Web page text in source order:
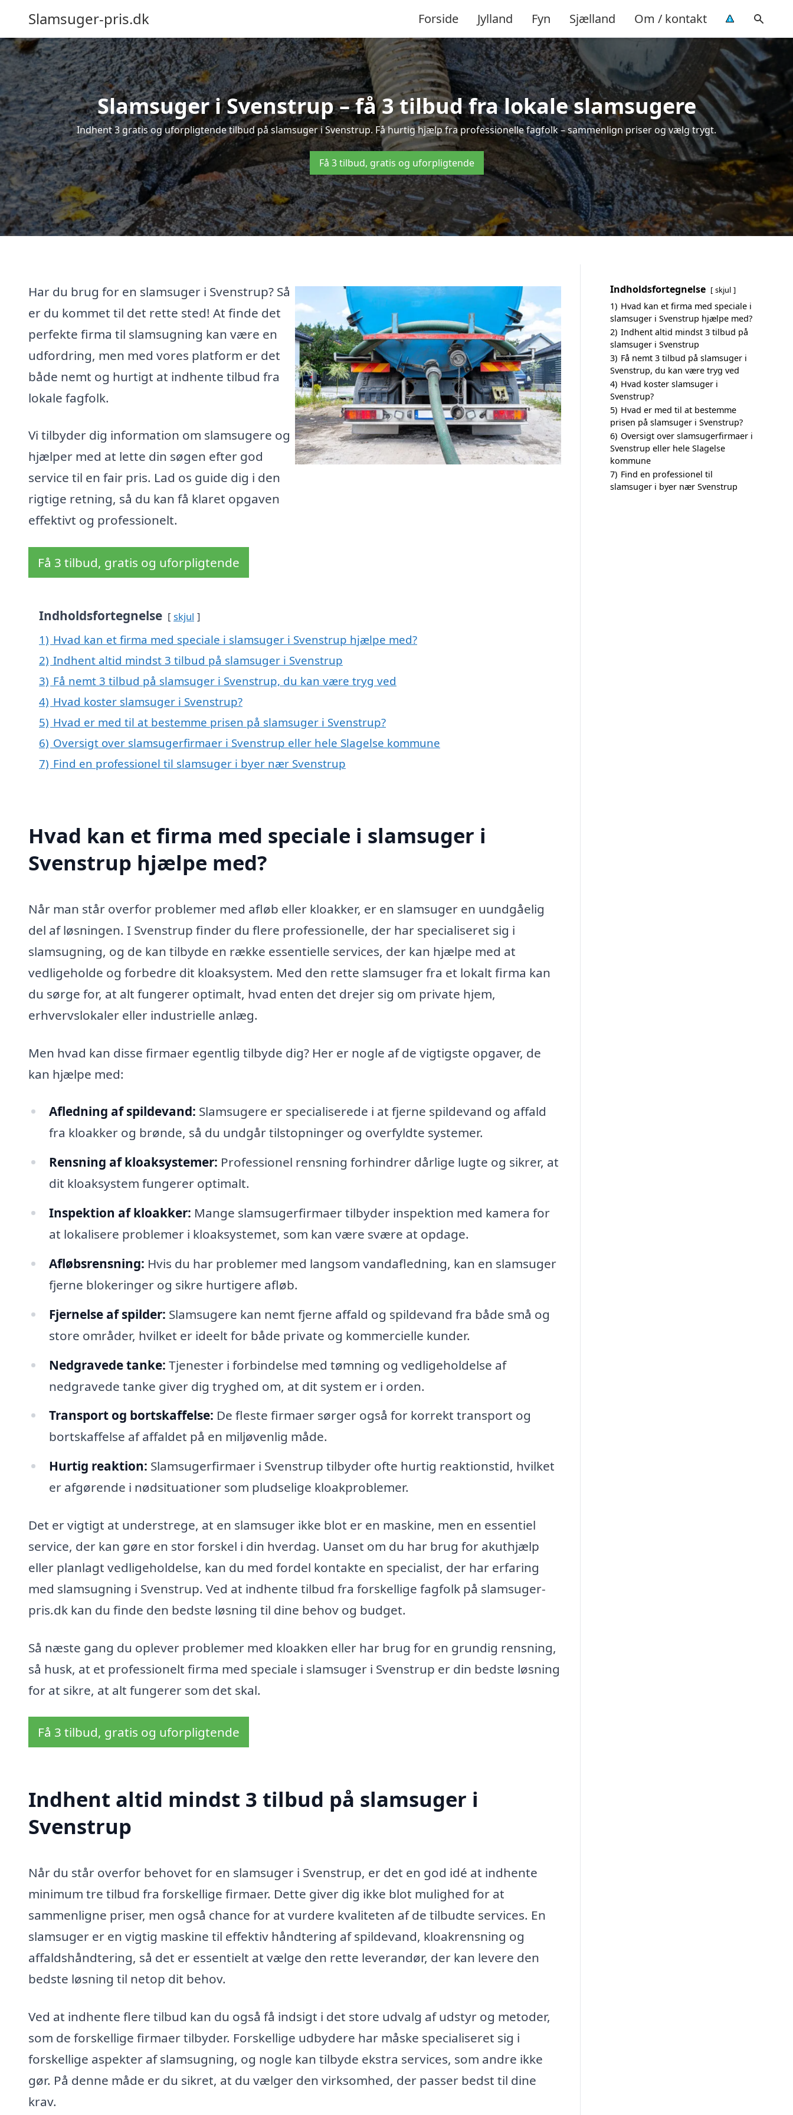
Slamsuger-pris.dk Forside Jylland Fyn Sjælland Om / kontakt
Slamsuger i Svenstrup – få 3 tilbud fra lokale slamsugere
Indhent 3 gratis og uforpligtende tilbud på slamsuger i Svenstrup. Få hurtig hjælp fra professionelle fagfolk – sammenlign priser og vælg trygt.
Få 3 tilbud, gratis og uforpligtende
Har du brug for en slamsuger i Svenstrup? Så
er du kommet til det rette sted! At finde det
perfekte firma til slamsugning kan være en
udfordring, men med vores platform er det
både nemt og hurtigt at indhente tilbud fra
lokale fagfolk.
Vi tilbyder dig information om slamsugere og
hjælper med at lette din søgen efter god
service til en fair pris. Lad os guide dig i den
rigtige retning, så du kan få klaret opgaven
effektivt og professionelt.
Få 3 tilbud, gratis og uforpligtende
Indholdsfortegnelse skjul
1) Hvad kan et firma med speciale i slamsuger i Svenstrup hjælpe med?
2) Indhent altid mindst 3 tilbud på slamsuger i Svenstrup
3) Få nemt 3 tilbud på slamsuger i Svenstrup, du kan være tryg ved
4) Hvad koster slamsuger i Svenstrup?
5) Hvad er med til at bestemme prisen på slamsuger i Svenstrup?
6) Oversigt over slamsugerfirmaer i Svenstrup eller hele Slagelse kommune
7) Find en professionel til slamsuger i byer nær Svenstrup
Hvad kan et firma med speciale i slamsuger i
Svenstrup hjælpe med?
Når man står overfor problemer med afløb eller kloakker, er en slamsuger en uundgåelig
del af løsningen. I Svenstrup finder du flere professionelle, der har specialiseret sig i
slamsugning, og de kan tilbyde en række essentielle services, der kan hjælpe med at
vedligeholde og forbedre dit kloaksystem. Med den rette slamsuger fra et lokalt firma kan
du sørge for, at alt fungerer optimalt, hvad enten det drejer sig om private hjem,
erhvervslokaler eller industrielle anlæg.
Men hvad kan disse firmaer egentlig tilbyde dig? Her er nogle af de vigtigste opgaver, de
kan hjælpe med:
Afledning af spildevand: Slamsugere er specialiserede i at fjerne spildevand og affald
fra kloakker og brønde, så du undgår tilstopninger og overfyldte systemer.
Rensning af kloaksystemer: Professionel rensning forhindrer dårlige lugte og sikrer, at
dit kloaksystem fungerer optimalt.
Inspektion af kloakker: Mange slamsugerfirmaer tilbyder inspektion med kamera for
at lokalisere problemer i kloaksystemet, som kan være svære at opdage.
Afløbsrensning: Hvis du har problemer med langsom vandafledning, kan en slamsuger
fjerne blokeringer og sikre hurtigere afløb.
Fjernelse af spilder: Slamsugere kan nemt fjerne affald og spildevand fra både små og
store områder, hvilket er ideelt for både private og kommercielle kunder.
Nedgravede tanke: Tjenester i forbindelse med tømning og vedligeholdelse af
nedgravede tanke giver dig tryghed om, at dit system er i orden.
Transport og bortskaffelse: De fleste firmaer sørger også for korrekt transport og
bortskaffelse af affaldet på en miljøvenlig måde.
Hurtig reaktion: Slamsugerfirmaer i Svenstrup tilbyder ofte hurtig reaktionstid, hvilket
er afgørende i nødsituationer som pludselige kloakproblemer.
Det er vigtigt at understrege, at en slamsuger ikke blot er en maskine, men en essentiel
service, der kan gøre en stor forskel i din hverdag. Uanset om du har brug for akuthjælp
eller planlagt vedligeholdelse, kan du med fordel kontakte en specialist, der har erfaring
med slamsugning i Svenstrup. Ved at indhente tilbud fra forskellige fagfolk på slamsuger-
pris.dk kan du finde den bedste løsning til dine behov og budget.
Så næste gang du oplever problemer med kloakken eller har brug for en grundig rensning,
så husk, at et professionelt firma med speciale i slamsuger i Svenstrup er din bedste løsning
for at sikre, at alt fungerer som det skal.
Få 3 tilbud, gratis og uforpligtende
Indhent altid mindst 3 tilbud på slamsuger i
Svenstrup
Når du står overfor behovet for en slamsuger i Svenstrup, er det en god idé at indhente
minimum tre tilbud fra forskellige firmaer. Dette giver dig ikke blot mulighed for at
sammenligne priser, men også chance for at vurdere kvaliteten af de tilbudte services. En
slamsuger er en vigtig maskine til effektiv håndtering af spildevand, kloakrensning og
affaldshåndtering, så det er essentielt at vælge den rette leverandør, der kan levere den
bedste løsning til netop dit behov.
Ved at indhente flere tilbud kan du også få indsigt i det store udvalg af udstyr og metoder,
som de forskellige firmaer tilbyder. Forskellige udbydere har måske specialiseret sig i
forskellige aspekter af slamsugning, og nogle kan tilbyde ekstra services, som andre ikke
gør. På denne måde er du sikret, at du vælger den virksomhed, der passer bedst til dine
krav.
Indholdsfortegnelse skjul
1) Hvad kan et firma med speciale i
slamsuger i Svenstrup hjælpe med?
2) Indhent altid mindst 3 tilbud på
slamsuger i Svenstrup
3) Få nemt 3 tilbud på slamsuger i
Svenstrup, du kan være tryg ved
4) Hvad koster slamsuger i
Svenstrup?
5) Hvad er med til at bestemme
prisen på slamsuger i Svenstrup?
6) Oversigt over slamsugerfirmaer i
Svenstrup eller hele Slagelse
kommune
7) Find en professionel til
slamsuger i byer nær Svenstrup